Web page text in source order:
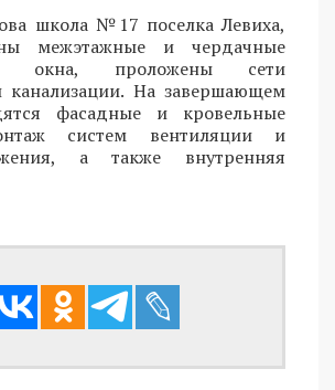
школа №17 поселка Левиха,
межэтажные и чердачные
окна, проложены сети
канализации. На завершающем
фасадные и кровельные
систем вентиляции и
а также внутренняя